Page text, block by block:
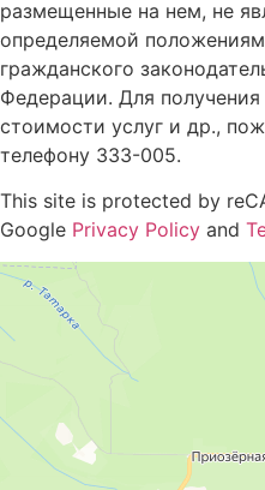
размещенные на нем, не
определяемой
гражданского
Федерации. Для
стоимости услуг и др.,
телефону 333-005.
This site is protected by
Google Privacy Policy and